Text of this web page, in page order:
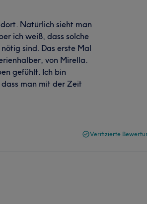
Natürlich sieht man
ich weiß, dass solche
sind. Das erste Mal
von Mirella.
gefühlt. Ich bin
man mit der Zeit
Verifizierte